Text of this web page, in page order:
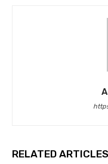
RELATED ARTICLES